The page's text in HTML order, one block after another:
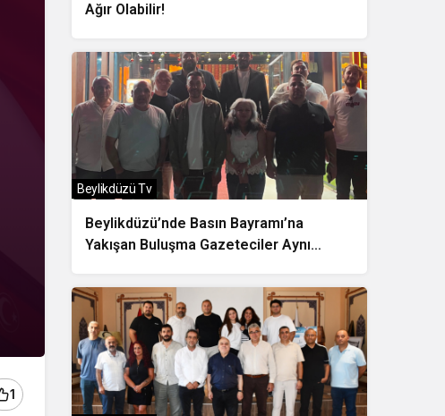
1
Ağır Olabilir!
Beylikdüzü’nde Basın Bayramı’na
Yakışan Buluşma Gazeteciler Aynı
Beylikdüzü Tv